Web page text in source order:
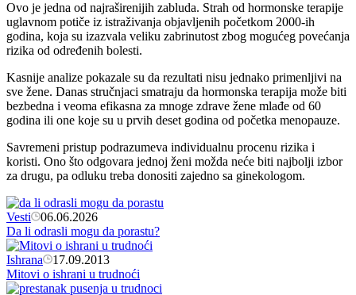
Ovo je jedna od najraširenijih zabluda. Strah od hormonske terapije
uglavnom potiče iz istraživanja objavljenih početkom 2000-ih
godina, koja su izazvala veliku zabrinutost zbog mogućeg povećanja
rizika od određenih bolesti.
Kasnije analize pokazale su da rezultati nisu jednako primenljivi na
sve žene. Danas stručnjaci smatraju da hormonska terapija može biti
bezbedna i veoma efikasna za mnoge zdrave žene mlađe od 60
godina ili one koje su u prvih deset godina od početka menopauze.
Savremeni pristup podrazumeva individualnu procenu rizika i
koristi. Ono što odgovara jednoj ženi možda neće biti najbolji izbor
za drugu, pa odluku treba donositi zajedno sa ginekologom.
Vesti
06.06.2026
Da li odrasli mogu da porastu?
Ishrana
17.09.2013
Mitovi o ishrani u trudnoći